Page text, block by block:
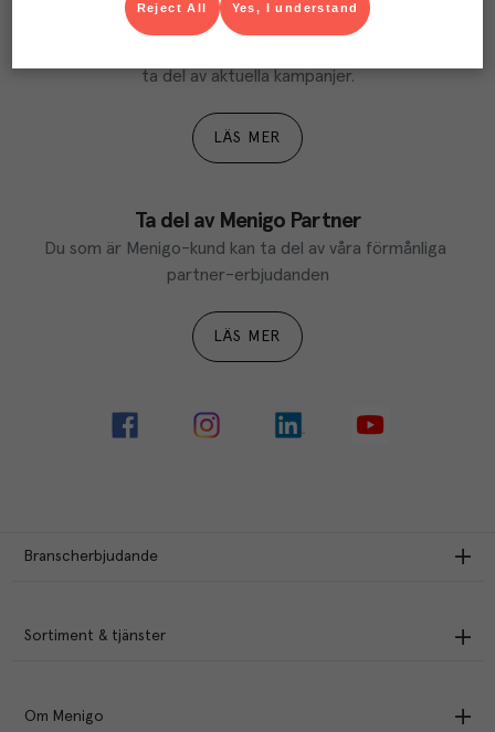
Våra kundtidningar
ta del av aktuella kampanjer.
LÄS MER
Ta del av Menigo Partner
Du som är Menigo-kund kan ta del av våra förmånliga
partner-erbjudanden
LÄS MER
Branscherbjudande
Sortiment & tjänster
Om Menigo
Yes, I understand
Reject All